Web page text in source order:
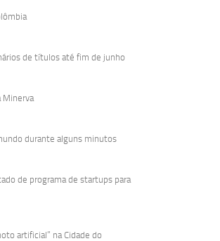
de títulos até fim de junho
Minerva
durante alguns minutos
de programa de startups para
artificial” na Cidade do